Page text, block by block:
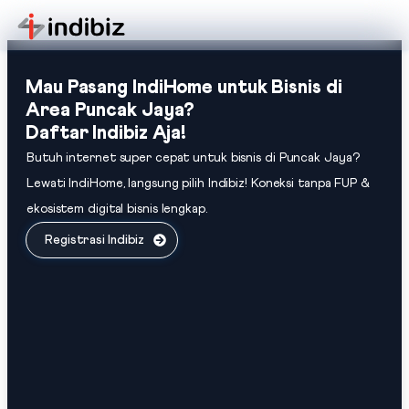
Mau Pasang IndiHome untuk Bisnis di
Area Puncak Jaya?
Daftar Indibiz Aja!
Butuh internet super cepat untuk bisnis di Puncak Jaya?
Lewati IndiHome, langsung pilih Indibiz! Koneksi tanpa FUP &
ekosistem digital bisnis lengkap.
Registrasi Indibiz